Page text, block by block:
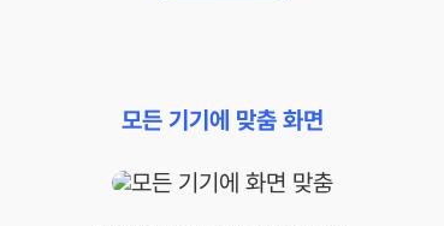
모든 기기에 맞춤 화면